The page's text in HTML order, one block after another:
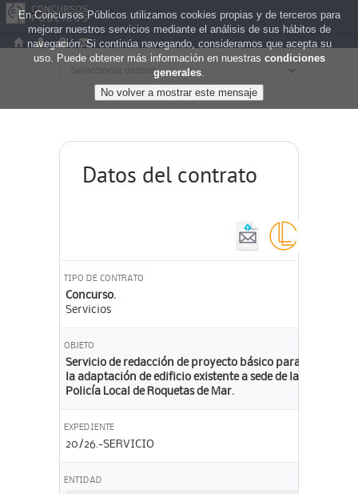
Datos del contrato
TIPO DE CONTRATO
Concurso.
Servicios
OBJETO
Servicio de redacción de proyecto básico para
la adaptación de edificio existente a sede de la
Policía Local de Roquetas de Mar.
EXPEDIENTE
20/26.-SERVICIO
ENTIDAD
En Concursos Públicos utilizamos cookies propias y de terceros para
mejorar nuestros servicios mediante el análisis de sus hábitos de
navegación. Si continúa navegando, consideramos que acepta su
uso. Puede obtener más información en nuestras condiciones
generales.